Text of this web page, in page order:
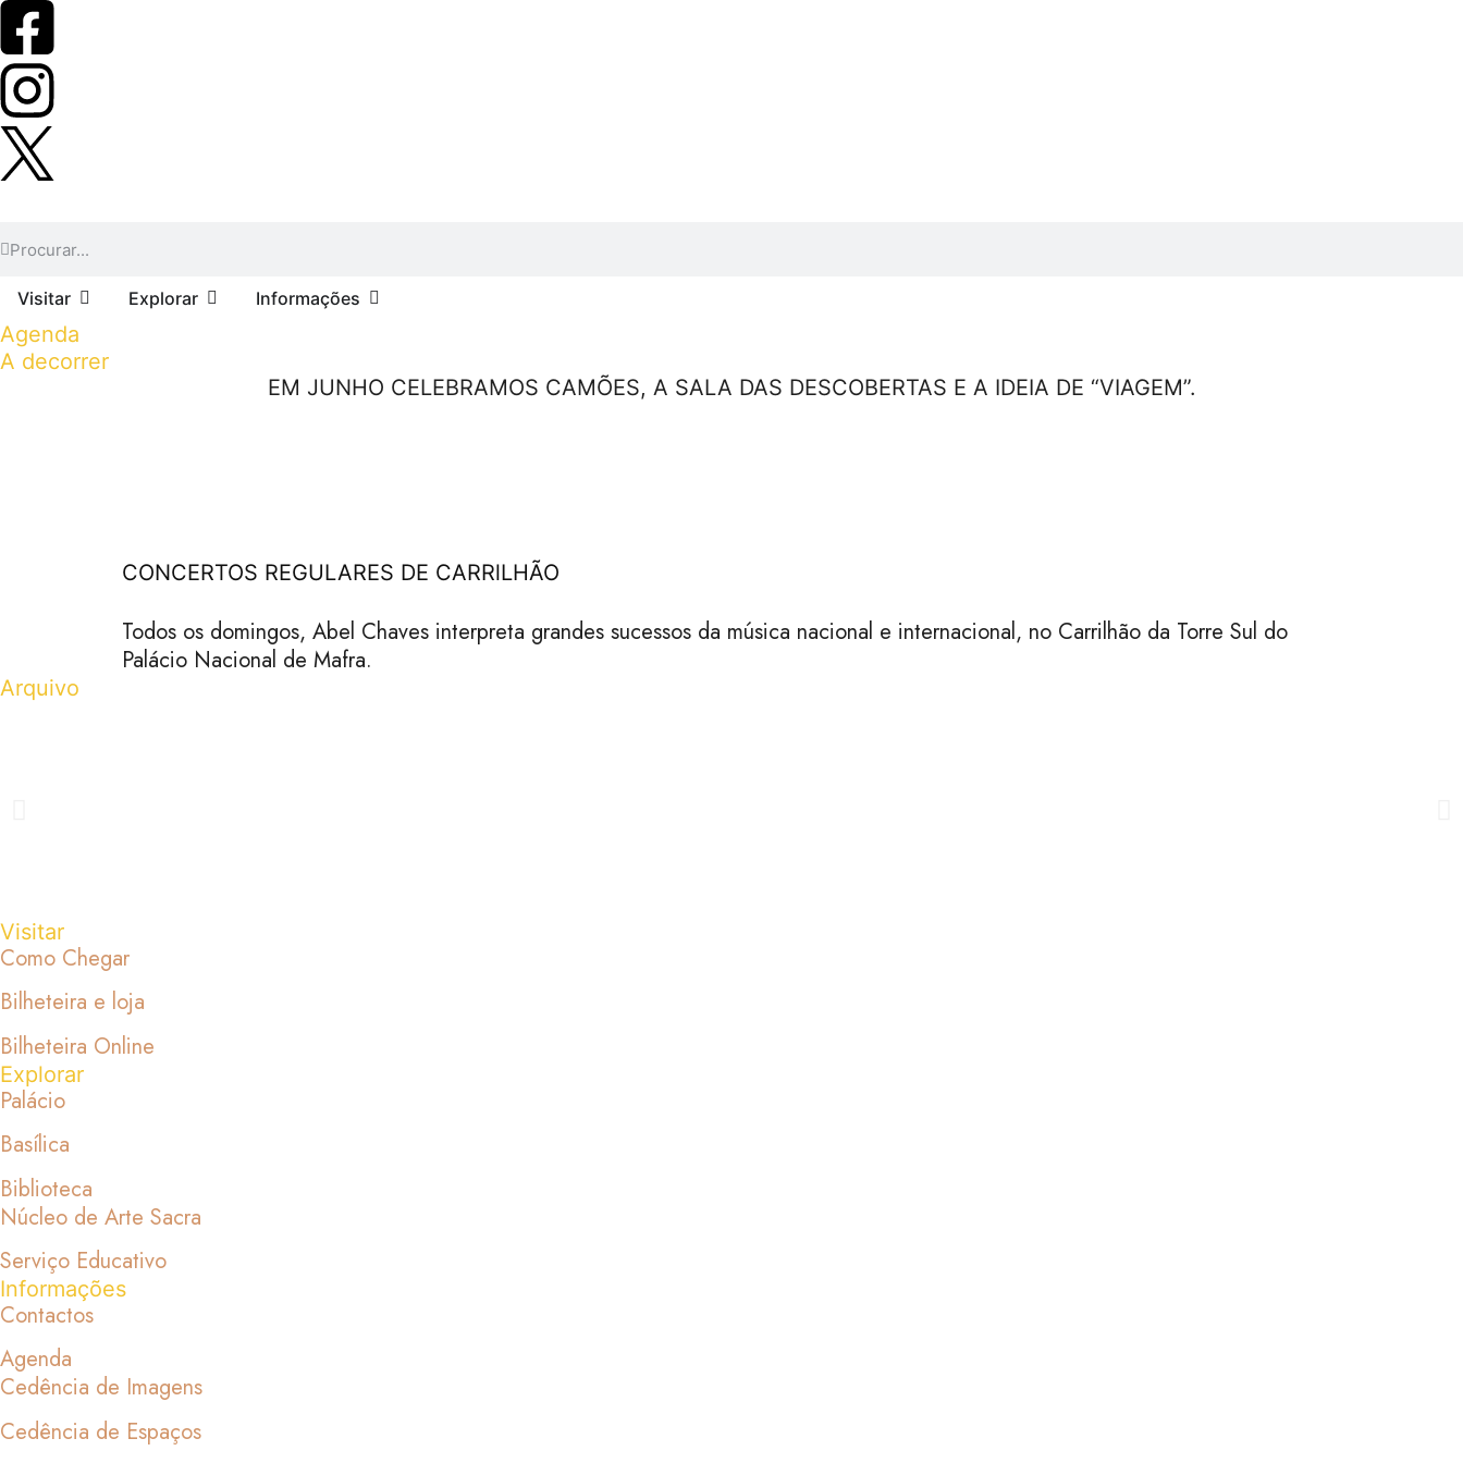
Visitar Explorar Informações
Agenda
A decorrer
EM JUNHO CELEBRAMOS CAMÕES, A SALA DAS DESCOBERTAS E A IDEIA DE “VIAGEM”.
CONCERTOS REGULARES DE CARRlLHÃO
Todos os domingos, Abel Chaves interpreta grandes sucessos da música nacional e internacional, no Carrilhão da Torre Sul do
Palácio Nacional de Mafra.
Arquivo
Visitar
Como Chegar
Bilheteira e loja
Bilheteira Online
Explorar
Palácio
Basílica
Biblioteca
Núcleo de Arte Sacra
Serviço Educativo
Informações
Contactos
Agenda
Cedência de Imagens
Cedência de Espaços